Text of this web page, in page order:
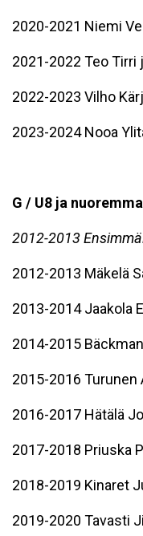
2020-2021 Niemi
2021-2022 Teo Tirri
2022-2023 Vilho
2023-2024 Nooa
G / U8 ja
2012-2013
2012-2013 Mäkelä
2013-2014 Jaakola
2014-2015
2015-2016 Turunen
2016-2017 Hätälä
2017-2018 Priuska
2018-2019 Kinaret
2019-2020 Tavasti